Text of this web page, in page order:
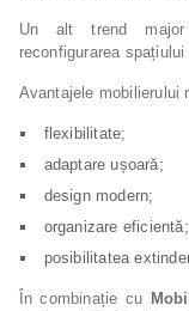
Un alt trend major
reconfigurarea
Avantajele mobilierului
flexibilitate;
adaptare ușoară;
design modern;
organizare eficientă;
posibilitatea
În combinație cu